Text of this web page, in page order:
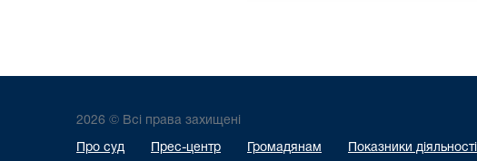
2026 © Всі права захищені
Про суд Прес-центр Громадянам Показники діяльності